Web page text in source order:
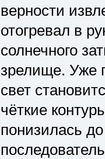
верности
отогревал в
солнечного
зрелище. Уже
свет
чёткие
понизилась